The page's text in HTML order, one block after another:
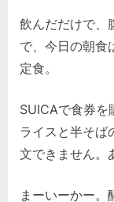
飲んだだけで、
で、今日の朝食
定食。
SUICAで食券を
ライスと半そば
文できません。
まーいーかー。